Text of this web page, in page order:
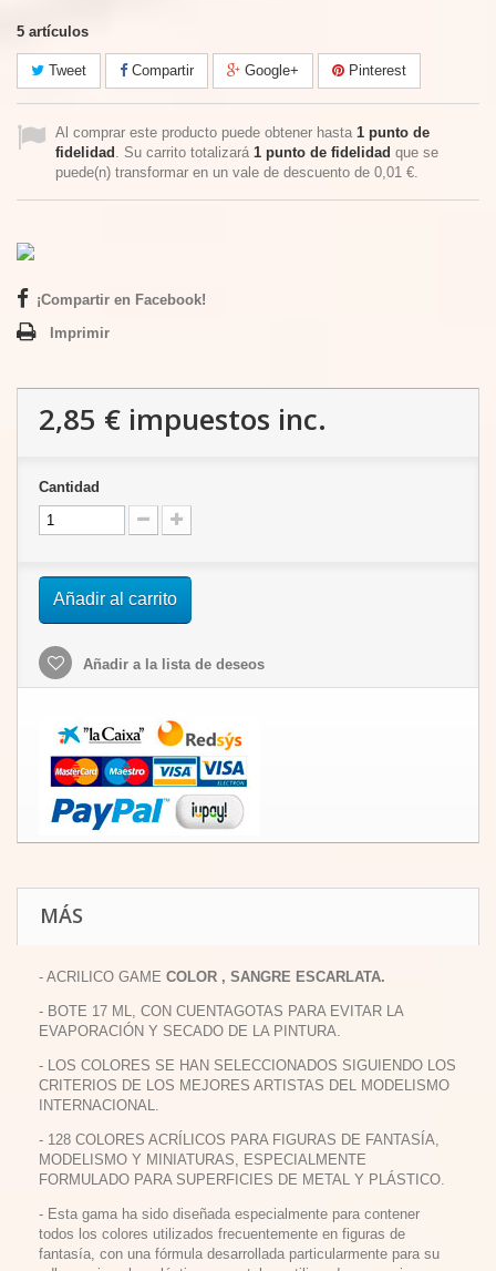
5 artículos
Tweet Compartir Google+ Pinterest
Al comprar este producto puede obtener hasta 1 punto de
fidelidad . Su carrito totalizará 1 punto de fidelidad que se
puede(n) transformar en un vale de descuento de 0,01 €.
¡Compartir en Facebook!
Imprimir
2,85 € impuestos inc.
Cantidad
Añadir al carrito
Añadir a la lista de deseos
MÁS
- ACRILICO GAME COLOR , SANGRE ESCARLATA.
- BOTE 17 ML, CON CUENTAGOTAS PARA EVITAR LA
EVAPORACIÓN Y SECADO DE LA PINTURA.
- LOS COLORES SE HAN SELECCIONADOS SIGUIENDO LOS
CRITERIOS DE LOS MEJORES ARTISTAS DEL MODELISMO
INTERNACIONAL.
- 128 COLORES ACRÍLICOS PARA FIGURAS DE FANTASÍA,
MODELISMO Y MINIATURAS, ESPECIALMENTE
FORMULADO PARA SUPERFICIES DE METAL Y PLÁSTICO.
- Esta gama ha sido diseñada especialmente para contener
todos los colores utilizados frecuentemente en figuras de
fantasía, con una fórmula desarrollada particularmente para su